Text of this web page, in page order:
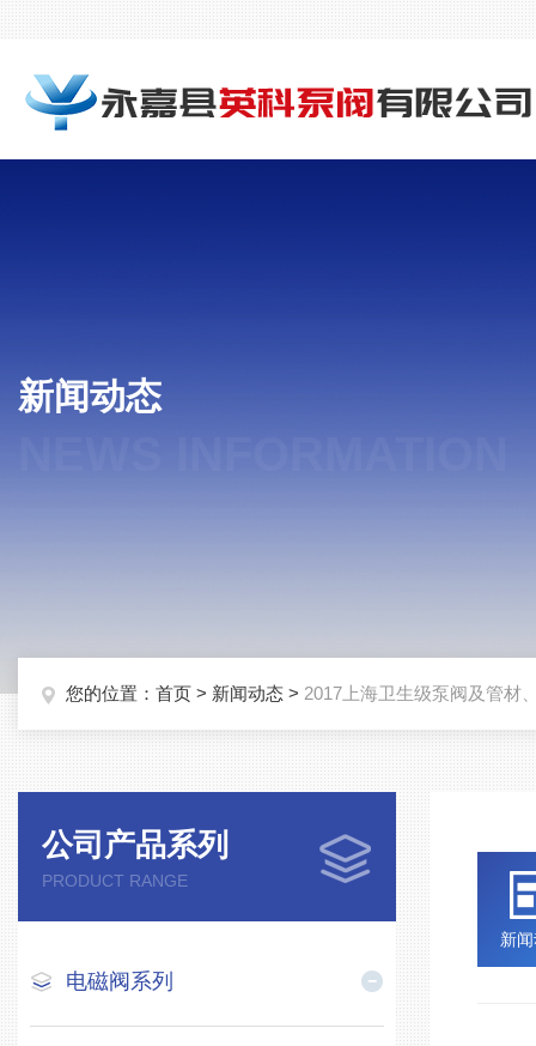
新闻动态
您的位置： 首页 > 新闻动态 > 2017上海卫生级泵阀及管材
公司产品系列
PRODUCT RANGE
电磁阀系列
新